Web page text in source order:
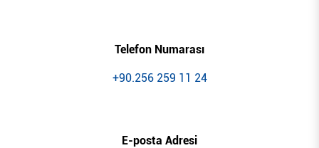
Telefon Numarası
+90.256 259 11 24
E-posta Adresi